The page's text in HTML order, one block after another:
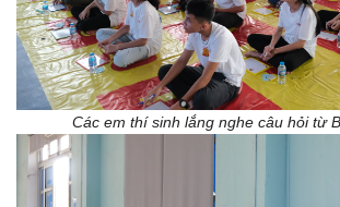
Các em thí sinh lắng nghe câu hỏi từ